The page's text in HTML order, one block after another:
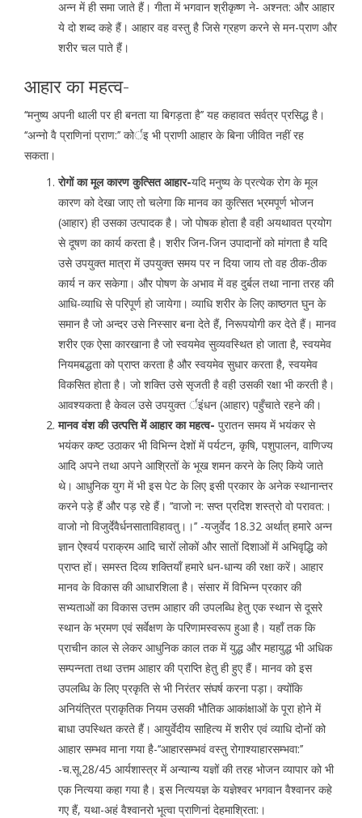
अन्न में ही समा जाते हैं। गीता में भगवान श्रीकृष्ण ने- अश्नत: और आहार
ये दो शब्द कहे हैं। आहार वह वस्तु है जिसे ग्रहण करने से मन-प्राण और
शरीर चल पाते हैं।
आहार का महत्व-
‘‘मनुष्य अपनी थाली पर ही बनता या बिगड़ता है’’ यह कहावत सर्वत्र प्रसिद्ध है।
‘‘अन्नो वै प्राणिनां प्राण:’’ कोर्इ भी प्राणी आहार के बिना जीवित नहीं रह
सकता।
रोगों का मूल कारण कुत्सित आहार-यदि मनुष्य के प्रत्येक रोग के मूल
कारण को देखा जाए तो चलेगा कि मानव का कुत्सित भ्रमपूर्ण भोजन
(आहार) ही उसका उत्पादक है। जो पोषक होता है वही अयथावत प्रयोग
से दूषण का कार्य करता है। शरीर जिन-जिन उपादानों को मांगता है यदि
उसे उपयुक्त मात्रा में उपयुक्त समय पर न दिया जाय तो वह ठीक-ठीक
कार्य न कर सकेगा। और पोषण के अभाव में वह दुर्बल तथा नाना तरह की
आधि-व्याधि से परिपूर्ण हो जायेगा। व्याधि शरीर के लिए काष्ठगत घुन के
समान है जो अन्दर उसे निस्सार बना देते हैं, निरूपयोगी कर देते हैं। मानव
शरीर एक ऐसा कारखाना है जो स्वयमेव सुव्यवस्थित हो जाता है, स्वयमेव
नियमबद्धता को प्राप्त करता है और स्वयमेव सुधार करता है, स्वयमेव
विकसित होता है। जो शक्ति उसे सृजती है वही उसकी रक्षा भी करती है।
आवश्यकता है केवल उसे उपयुक्त र्इंधन (आहार) पहुँचाते रहने की।
मानव वंश की उत्पत्ति में आहार का महत्व- पुरातन समय में भयंकर से
भयंकर कष्ट उठाकर भी विभिन्न देशों में पर्यटन, कृषि, पशुपालन, वाणिज्य
आदि अपने तथा अपने आश्रितों के भूख शमन करने के लिए किये जाते
थे। आधुनिक युग में भी इस पेट के लिए इसी प्रकार के अनेक स्थानान्तर
करने पड़े हैं और पड़ रहे हैं। ‘‘वाजो न: सप्त प्रदिश शस्त्रो वो परावत:।
वाजो नो विजुर्देवैर्धनसाताविहावतु।।’’ -यजुर्वेद 18.32 अर्थात् हमारे अन्न
ज्ञान ऐश्वर्य पराक्रम आदि चारों लोकों और सातों दिशाओं में अभिवृद्धि को
प्राप्त हों। समस्त दिव्य शक्तियाँ हमारे धन-धान्य की रक्षा करें। आहार
मानव के विकास की आधारशिला है। संसार में विभिन्न प्रकार की
सभ्यताओं का विकास उत्तम आहार की उपलब्धि हेतु एक स्थान से दूसरे
स्थान के भ्रमण एवं सर्वेक्षण के परिणामस्वरूप हुआ है। यहाँ तक कि
प्राचीन काल से लेकर आधुनिक काल तक में युद्ध और महायुद्ध भी अधिक
सम्पन्नता तथा उत्तम आहार की प्राप्ति हेतु ही हुए हैं। मानव को इस
उपलब्धि के लिए प्रकृति से भी निरंतर संघर्ष करना पड़ा। क्योंकि
अनियंत्रित प्राकृतिक नियम उसकी भौतिक आकांक्षाओं के पूरा होने में
बाधा उपस्थित करते हैं। आयुर्वेदीय साहित्य में शरीर एवं व्याधि दोनों को
आहार सम्भव माना गया है-‘‘आहारसम्भवं वस्तु रोगाश्याहारसम्भवा:’’
-च.सू.28/45 आर्यशास्त्र में अन्यान्य यज्ञों की तरह भोजन व्यापार को भी
एक नित्यया कहा गया है। इस नित्ययज्ञ के यज्ञेश्वर भगवान वैश्वानर कहे
गए हैं, यथा-अहं वैश्वानरो भूत्वा प्राणिनां देहमाश्रिता:।